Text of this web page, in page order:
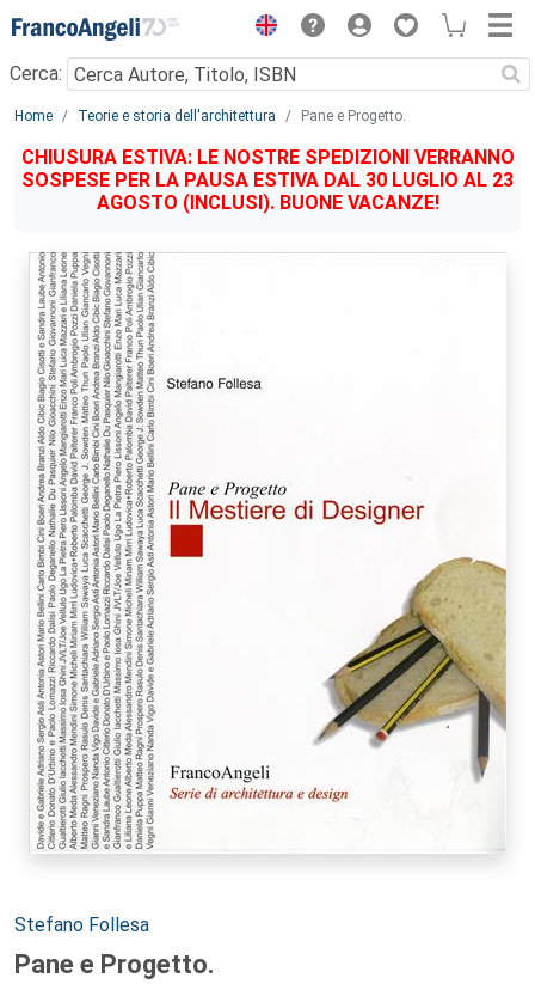
Menu
Cerca:
Main content
Home Teorie e storia dell'architettura Pane e Progetto.
CHIUSURA ESTIVA: LE NOSTRE SPEDIZIONI VERRANNO
SOSPESE PER LA PAUSA ESTIVA DAL 30 LUGLIO AL 23
AGOSTO (INCLUSI). BUONE VACANZE!
Autori:
Stefano Follesa
Pane e Progetto.